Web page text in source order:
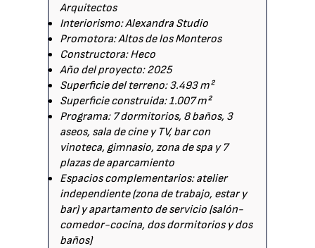
Arquitectos
Interiorismo: Alexandra Studio
Promotora: Altos de los Monteros
Constructora: Heco
Año del proyecto: 2025
Superficie del terreno: 3.493 m²
Superficie construida: 1.007 m²
Programa: 7 dormitorios, 8 baños, 3
aseos, sala de cine y TV, bar con
vinoteca, gimnasio, zona de spa y 7
plazas de aparcamiento
Espacios complementarios: atelier
independiente (zona de trabajo, estar y
bar) y apartamento de servicio (salón-
comedor-cocina, dos dormitorios y dos
baños)